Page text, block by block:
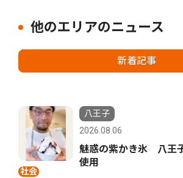
他のエリアのニュース
新着記事
社会
八王子
2026.08.06
魅惑の紫かき氷 八王
使用